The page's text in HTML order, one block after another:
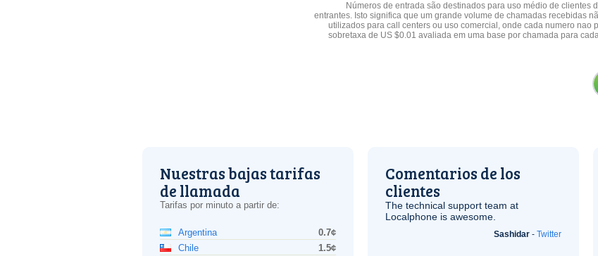
Números de entrada são destinados para uso médio de clientes
entrantes. Isto significa que um grande volume de chamadas recebidas
utilizados para call centers ou uso comercial, onde cada numero nao
sobretaxa de US $0.01 avaliada em uma base por chamada para
Nuestras bajas tarifas
de llamada
Tarifas por minuto a partir de:
Argentina
0.7¢
Chile
1.5¢
Comentarios de los
clientes
The technical support team at
Localphone is awesome.
Sashidar - Twitter